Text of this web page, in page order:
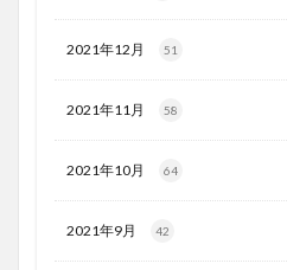
2021年12月 51
2021年11月 58
2021年10月 64
2021年9月 42